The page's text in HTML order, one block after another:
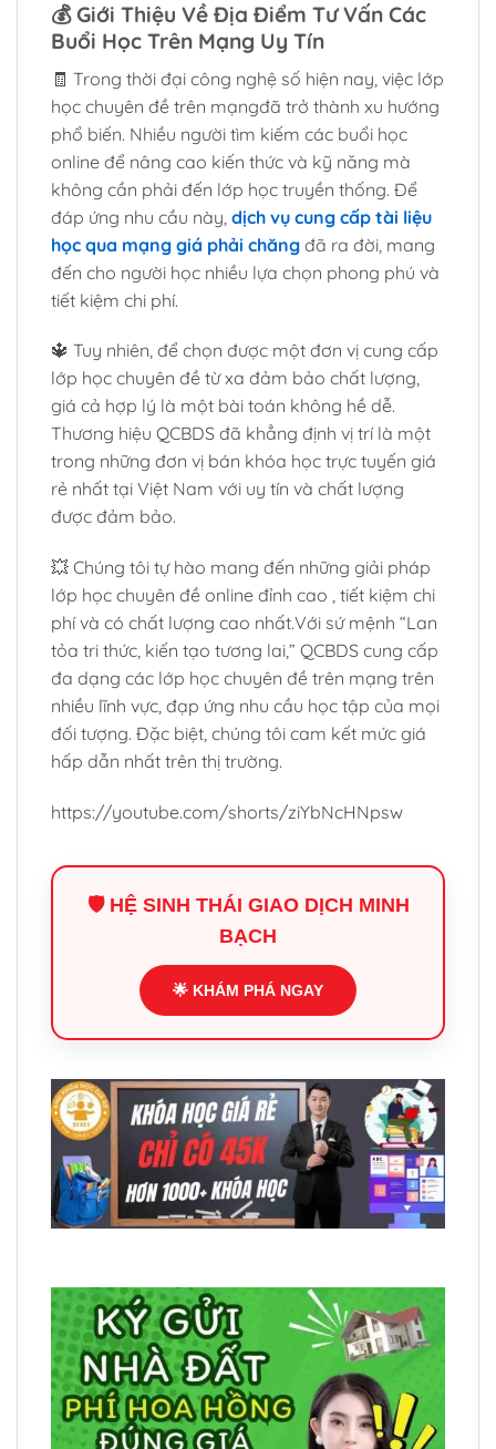
💰Giới Thiệu Về Địa Điểm Tư Vấn Các
Buổi Học Trên Mạng Uy Tín
🧾 Trong thời đại công nghệ số hiện nay, việc lớp
học chuyên đề trên mạngđã trở thành xu hướng
phổ biến. Nhiều người tìm kiếm các buổi học
online để nâng cao kiến thức và kỹ năng mà
không cần phải đến lớp học truyền thống. Để
đáp ứng nhu cầu này, dịch vụ cung cấp tài liệu
học qua mạng giá phải chăng đã ra đời, mang
đến cho người học nhiều lựa chọn phong phú và
tiết kiệm chi phí.
🔱 Tuy nhiên, để chọn được một đơn vị cung cấp
lớp học chuyên đề từ xa đảm bảo chất lượng,
giá cả hợp lý là một bài toán không hề dễ.
Thương hiệu QCBDS đã khẳng định vị trí là một
trong những đơn vị bán khóa học trực tuyến giá
rẻ nhất tại Việt Nam với uy tín và chất lượng
được đảm bảo.
💥 Chúng tôi tự hào mang đến những giải pháp
lớp học chuyên đề online đỉnh cao , tiết kiệm chi
phí và có chất lượng cao nhất.Với sứ mệnh “Lan
tỏa tri thức, kiến tạo tương lai,” QCBDS cung cấp
đa dạng các lớp học chuyên đề trên mạng trên
nhiều lĩnh vực, đạp ứng nhu cầu học tập của mọi
đối tượng. Đặc biệt, chúng tôi cam kết mức giá
hấp dẫn nhất trên thị trường.
https://youtube.com/shorts/ziYbNcHNpsw
🛡️ HỆ SINH THÁI GIAO DỊCH MINH
BẠCH
🌟 KHÁM PHÁ NGAY